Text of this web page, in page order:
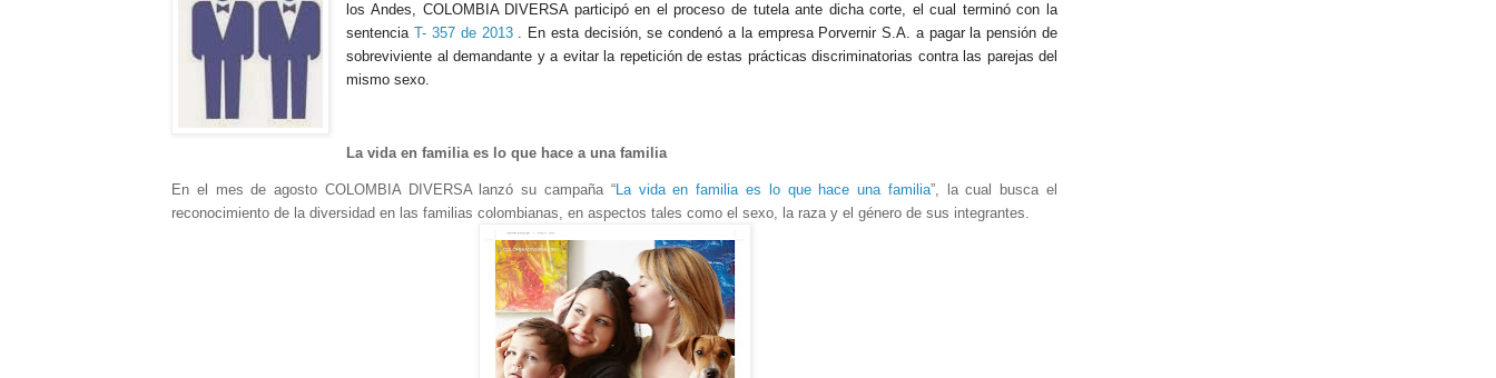
los Andes, COLOMBIA DIVERSA participó en el proceso de tutela ante dicha corte, el cual terminó con la
sentenciaT- 357 de 2013 . En esta decisión, se condenó a la empresa Porvernir S.A. a pagar la pensión de
sobreviviente al demandante y a evitar la repetición de estas prácticas discriminatorias contra las parejas del
mismo sexo.
La vida en familia es lo que hace a una familia
En el mes de agosto COLOMBIA DIVERSA lanzó su campaña “La vida en familia es lo que hace una familia”, la cual busca el
reconocimiento de la diversidad en las familias colombianas, en aspectos tales como el sexo, la raza y el género de sus integrantes.